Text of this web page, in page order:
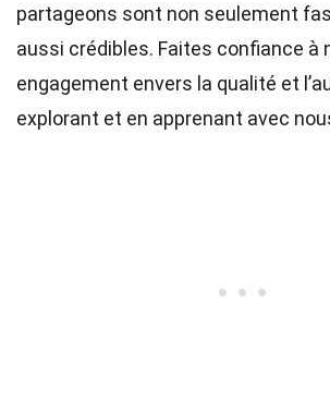
partageons sont non seulement
aussi crédibles. Faites confiance à
engagement envers la qualité et
explorant et en apprenant avec